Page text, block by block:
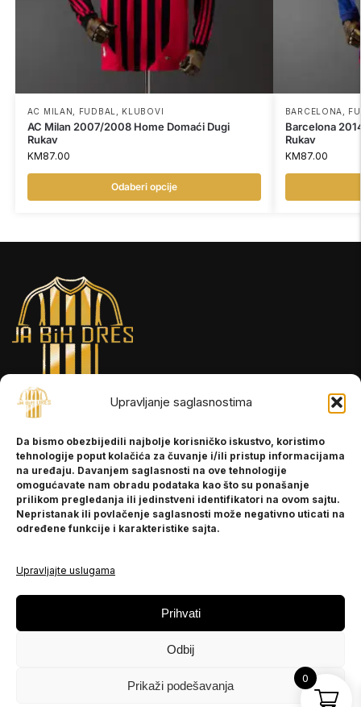
Upravljanje saglasnostima
Da bismo obezbijedili najbolje korisničko iskustvo, koristimo
tehnologije poput kolačića za čuvanje i/ili pristup informacijama
na uređaju. Davanjem saglasnosti na ove tehnologije
omogućavate nam obradu podataka kao što su ponašanje
prilikom pregledanja ili jedinstveni identifikatori na ovom sajtu.
Nepristanak ili povlačenje saglasnosti može negativno uticati na
određene funkcije i karakteristike sajta.
Upravljajte uslugama
Prihvati
Odbij
Prikaži podešavanja
AC MILAN FUDBAL KLUBOVI
AC Milan 2007/2008 Home Domaći Dugi
Rukav
KM87.00
Odaberi opcije
BARCELONA
Barcelona
Rukav
KM87.00
INFORMACIJE
O nama
Kontakt
POMOĆ
Politika privatnosti
PRATITE NAS
Instagram
0